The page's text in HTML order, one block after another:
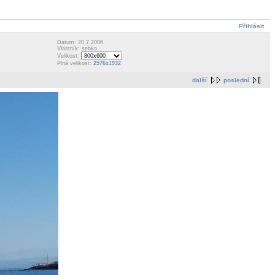
Přihlásit
Datum: 20.7.2006
Vlastník: sebko
Velikost:
Plná velikost: 2576x1932
další poslední